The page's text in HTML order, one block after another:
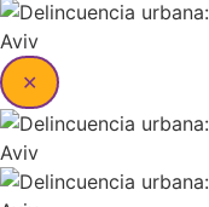
✕